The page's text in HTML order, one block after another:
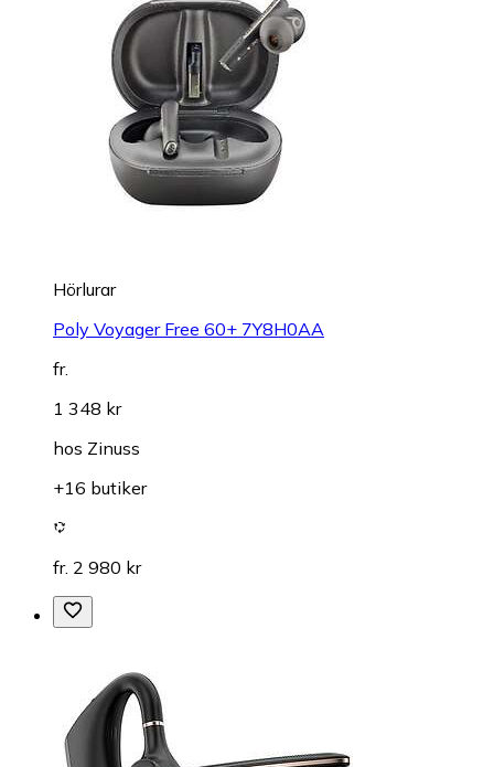
Hörlurar
Poly Voyager Free 60+ 7Y8H0AA
fr.
1 348 kr
hos Zinuss
+16 butiker
fr. 2 980 kr